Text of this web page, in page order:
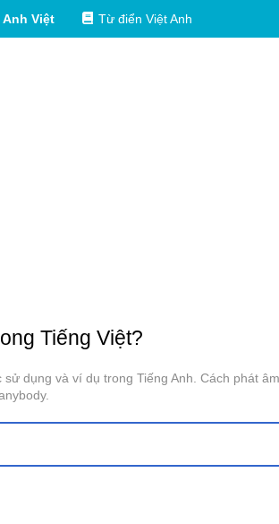
Việt Từ điển Việt Anh
Tiếng Việt?
dụng và ví dụ trong Tiếng Anh. Cách phát